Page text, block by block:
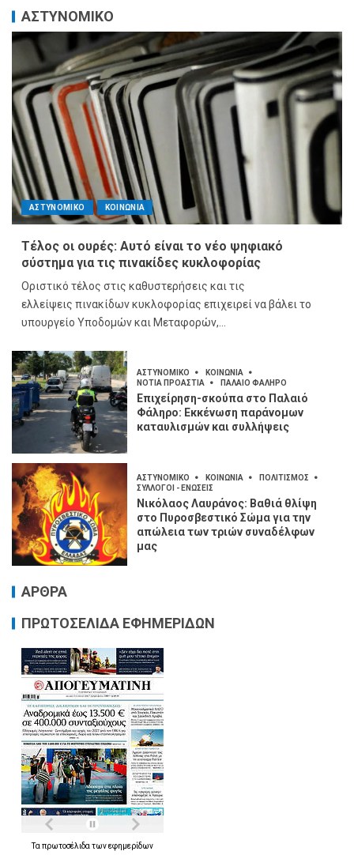
ΑΣΤΥΝΟΜΙΚΟ
ΑΣΤΥΝΟΜΙΚΟ ΚΟΙΝΩΝΙΑ
Τέλος οι ουρές: Αυτό είναι το νέο ψηφιακό
σύστημα για τις πινακίδες κυκλοφορίας
Οριστικό τέλος στις καθυστερήσεις και τις
ελλείψεις πινακίδων κυκλοφορίας επιχειρεί να βάλει το
υπουργείο Υποδομών και Μεταφορών,...
ΑΣΤΥΝΟΜΙΚΟ
ΚΟΙΝΩΝΙΑ
ΝΟΤΙΑ ΠΡΟΑΣΤΙΑ
ΠΑΛΑΙΟ ΦΑΛΗΡΟ
Επιχείρηση-σκούπα στο Παλαιό
Φάληρο: Εκκένωση παράνομων
καταυλισμών και συλλήψεις
ΑΣΤΥΝΟΜΙΚΟ ΚΟΙΝΩΝΙΑ
ΠΟΛΙΤΙΣΜΟΣ
ΣΥΛΛΟΓΟΙ - ΕΝΩΣΕΙΣ
Νικόλαος Λαυράνος: Βαθιά θλίψη
στο Πυροσβεστικό Σώμα για την
απώλεια των τριών συναδέλφων
μας
ΑΡΘΡΑ
ΠΡΩΤΟΣΕΛΙΔΑ ΕΦΗΜΕΡΙΔΩΝ
Τα πρωτοσέλιδα τωνεφημερίδων